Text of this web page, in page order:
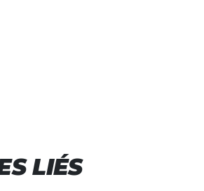
LIÉS